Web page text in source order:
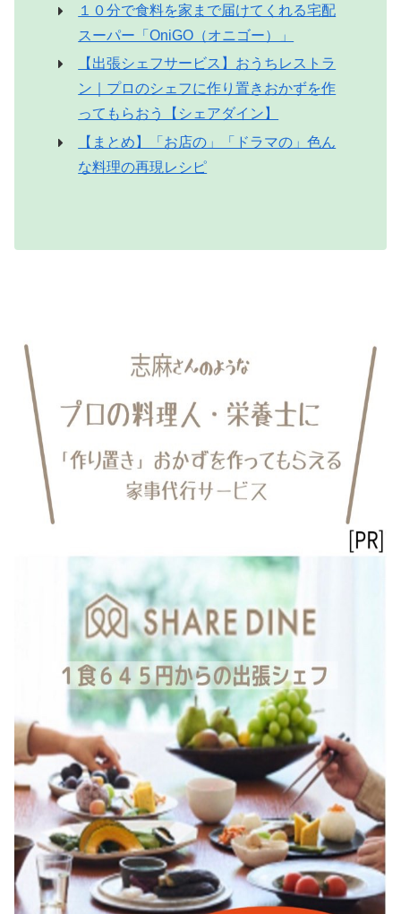
１０分で食料を家まで届けてくれる宅配
スーパー「OniGO（オニゴー）」
【出張シェフサービス】おうちレストラ
ン｜プロのシェフに作り置きおかずを作
ってもらおう【シェアダイン】
【まとめ】「お店の」「ドラマの」色ん
な料理の再現レシピ